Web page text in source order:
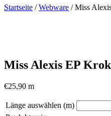
Startseite /Webware / Miss
Miss Alexis EP
€25,90 m
Länge auswählen (m)